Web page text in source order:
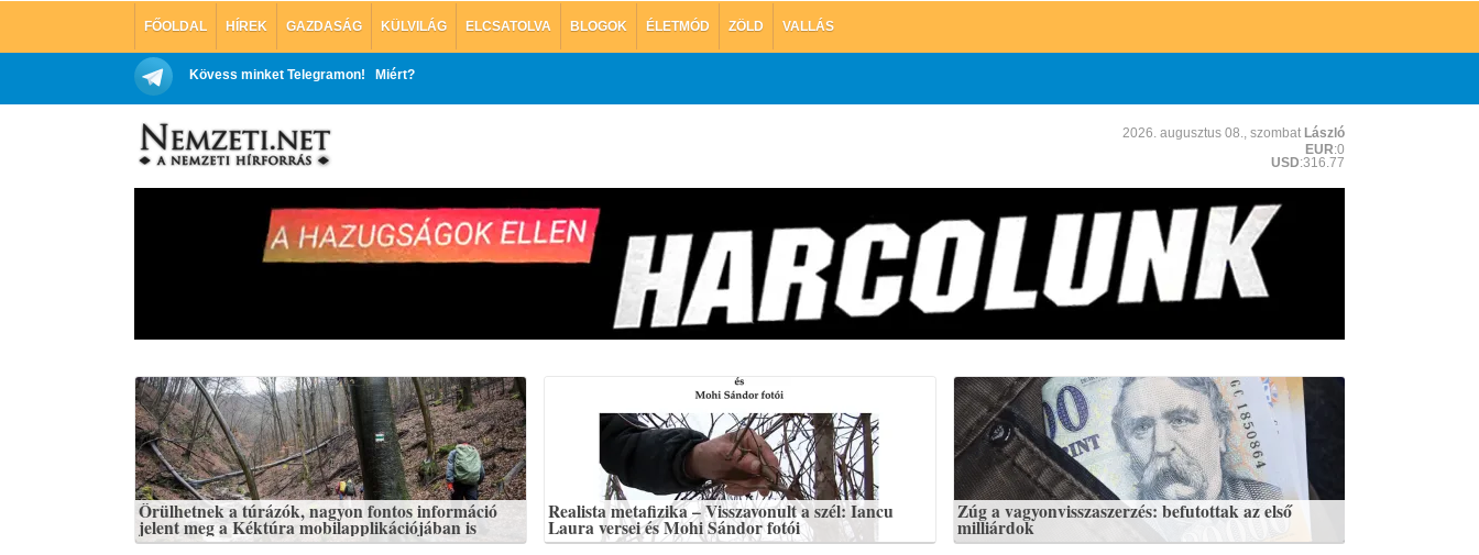
FŐOLDAL HÍREK GAZDASÁG KÜLVILÁG ELCSATOLVA BLOGOK ÉLETMÓD ZÖLD VALLÁS
Kövess minket Telegramon! Miért?
2026. augusztus 08., szombat László
EUR:0
USD:316.77
Örülhetnek a túrázók, nagyon fontos információ
jelent meg a Kéktúra mobilapplikációjában is
Realista metafizika – Visszavonult a szél: Iancu
Laura versei és Mohi Sándor fotói
Zúg a vagyonvisszaszerzés: befutottak az első
milliárdok